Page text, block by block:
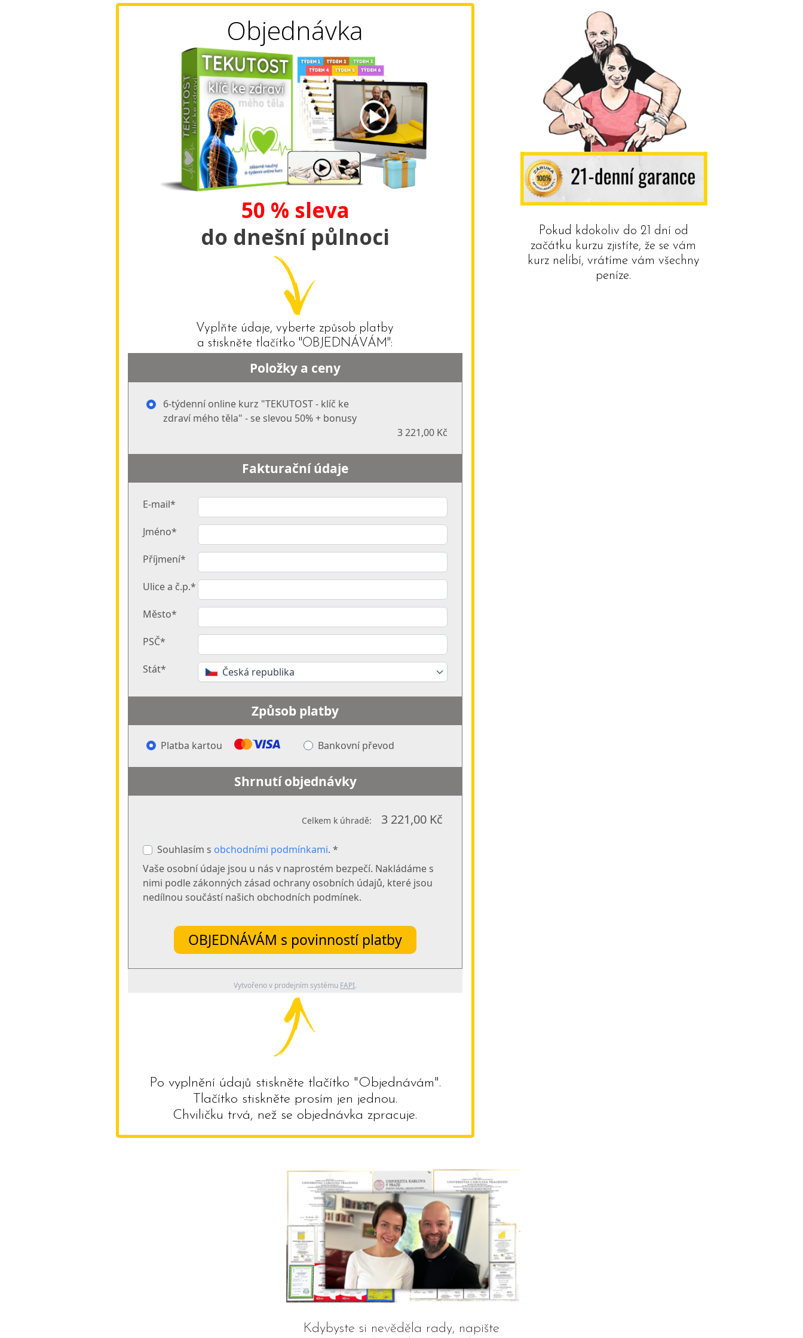
Objednávka
50 % sleva
do dnešní půlnoci
Vyplňte údaje, vyberte způsob platby
a stiskněte tlačítko "OBJEDNÁVÁM":
Položky a ceny
6-týdenní online kurz "TEKUTOST - klíč ke
zdraví mého těla" - se slevou 50% + bonusy
3 221,00 Kč
Fakturační údaje
E-mail*
Jméno*
Příjmení*
Ulice a č.p.*
Město*
PSČ*
Stát* Česká republika
Způsob platby
Platba kartou Bankovní převod
Shrnutí objednávky
Celkem k úhradě: 3 221,00 Kč
Souhlasím s obchodními podmínkami. *
Vaše osobní údaje jsou u nás v naprostém bezpečí. Nakládáme s
nimi podle zákonných zásad ochrany osobních údajů, které jsou
nedílnou součástí našich obchodních podmínek.
OBJEDNÁVÁM s povinností platby
Vytvořeno v prodejním systému FAPI.
Po vyplnění údajů stiskněte tlačítko "Objednávám".
Tlačítko stiskněte prosím jen jednou.
Chviličku trvá, než se objednávka zpracuje.
Pokud kdokoliv do 21 dní od
začátku kurzu zjistíte, že se vám
kurz nelíbí, vrátíme vám všechny
peníze.
Kdybyste si nevěděla rady, napište